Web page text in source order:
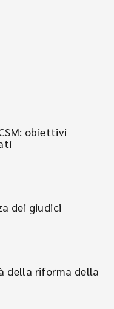
obiettivi
dei giudici
della riforma della